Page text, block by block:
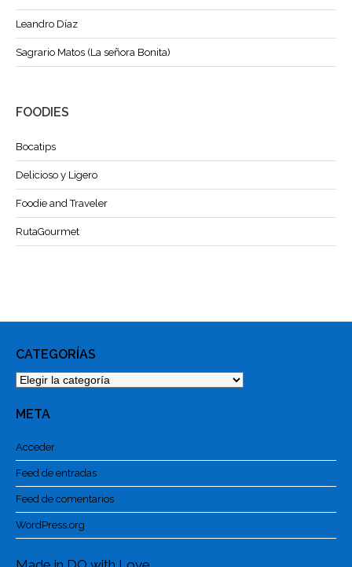
Leandro Díaz
Sagrario Matos (La señora Bonita)
FOODIES
Bocatips
Delicioso y Ligero
Foodie and Traveler
RutaGourmet
CATEGORÍAS
Categorías
META
Acceder
Feed de entradas
Feed de comentarios
WordPress.org